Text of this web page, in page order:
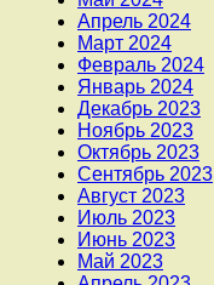
Апрель 2024
Март 2024
Февраль 2024
Январь 2024
Декабрь 2023
Ноябрь 2023
Октябрь 2023
Сентябрь 2023
Август 2023
Июль 2023
Июнь 2023
Май 2023